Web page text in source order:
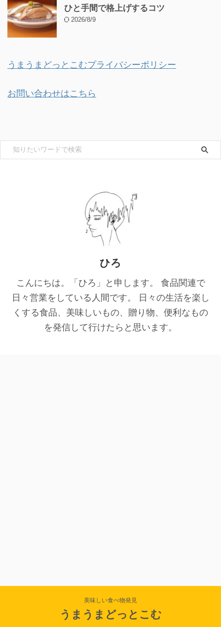
ひと手間で格上げするコツ
2026/8/9
うまうまどっとこむプライバシーポリシー
お問い合わせはこちら
ひろ
こんにちは。「ひろ」と申します。 食品関連で
日々営業をしている人間です。 日々の生活を楽し
くする食品、美味しいもの、贈り物、便利なもの
を発信して行けたらと思います。
美味しい食べ物発見
うまうまどっとこむ